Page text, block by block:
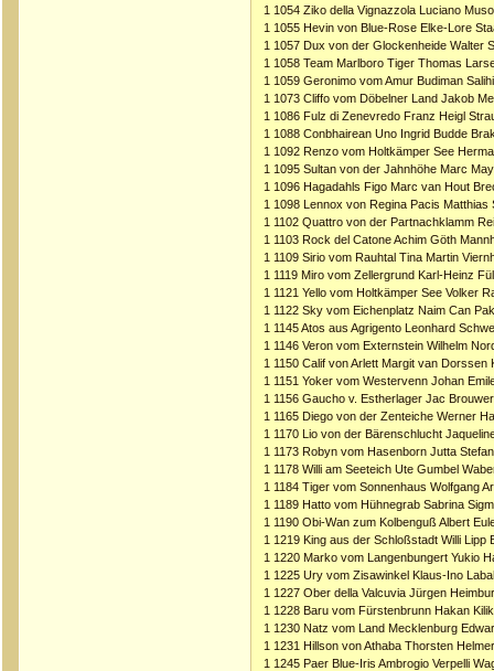
1 1054 Ziko della Vignazzola Luciano
1 1055 Hevin von Blue-Rose Elke-Lore
1 1057 Dux von der Glockenheide Walter
1 1058 Team Marlboro Tiger Thomas
1 1059 Geronimo vom Amur Budiman
1 1073 Cliffo vom Döbelner Land Jakob
1 1086 Fulz di Zenevredo Franz Heigl
1 1088 Conbhairean Uno Ingrid Budde
1 1092 Renzo vom Holtkämper See
1 1095 Sultan von der Jahnhöhe Marc
1 1096 Hagadahls Figo Marc van Hout
1 1098 Lennox von Regina Pacis Matthias
1 1102 Quattro von der Partnachklamm
1 1103 Rock del Catone Achim Göth
1 1109 Sirio vom Rauhtal Tina Martin
1 1119 Miro vom Zellergrund Karl-Heinz
1 1121 Yello vom Holtkämper See Volker
1 1122 Sky vom Eichenplatz Naim Can
1 1145 Atos aus Agrigento Leonhard
1 1146 Veron vom Externstein Wilhelm
1 1150 Calif von Arlett Margit van Dorssen
1 1151 Yoker vom Westervenn Johan
1 1156 Gaucho v. Estherlager Jac
1 1165 Diego von der Zenteiche Werner
1 1170 Lio von der Bärenschlucht
1 1173 Robyn vom Hasenborn Jutta
1 1178 Willi am Seeteich Ute Gumbel
1 1184 Tiger vom Sonnenhaus Wolfgang
1 1189 Hatto vom Hühnegrab Sabrina
1 1190 Obi-Wan zum Kolbenguß Albert
1 1219 King aus der Schloßstadt Willi Lipp
1 1220 Marko vom Langenbungert Yukio
1 1225 Ury vom Zisawinkel Klaus-Ino
1 1227 Ober della Valcuvia Jürgen
1 1228 Baru vom Fürstenbrunn Hakan
1 1230 Natz vom Land Mecklenburg
1 1231 Hillson von Athaba Thorsten
1 1245 Paer Blue-Iris Ambrogio Verpelli